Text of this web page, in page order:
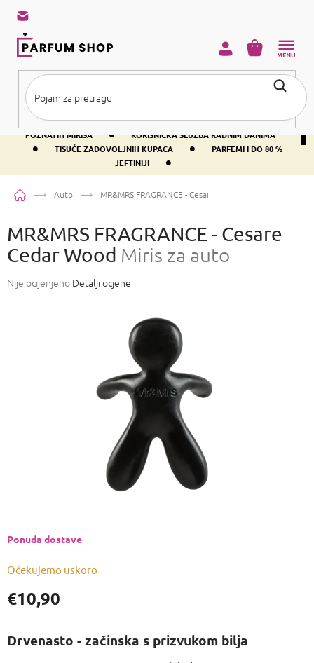
sadržaj
BESPLATNA DOSTAVA IZNAD PRIBLIŽNO 37 € •
400+ SVJETSKI
POZNATIH MIRISA
• KORISNIČKA SLUŽBA RADNIM DANIMA
• TISUĆE ZADOVOLJNIH KUPACA •
PARFEMI I DO 80 %
JEFTINIJI
•
KOŠARICA
PočetnaAuto MR&MRS FRAGRANCE - Cesare Cedar Wood
MR&MRS FRAGRANCE - Cesare
Cedar Wood Miris za auto
Prosječna
Nije ocijenjeno Detalji ocjene
€10,90
Očekujemo uskoro
Ponuda dostave
Drvenasto - začinska s prizvukom bilja